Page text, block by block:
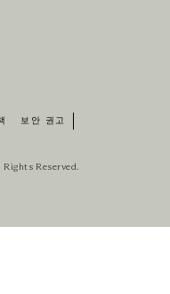
보안 권고
Reserved.